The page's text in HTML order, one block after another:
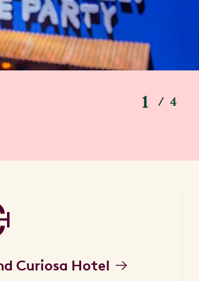
1 / 4
Curiosa Hotel